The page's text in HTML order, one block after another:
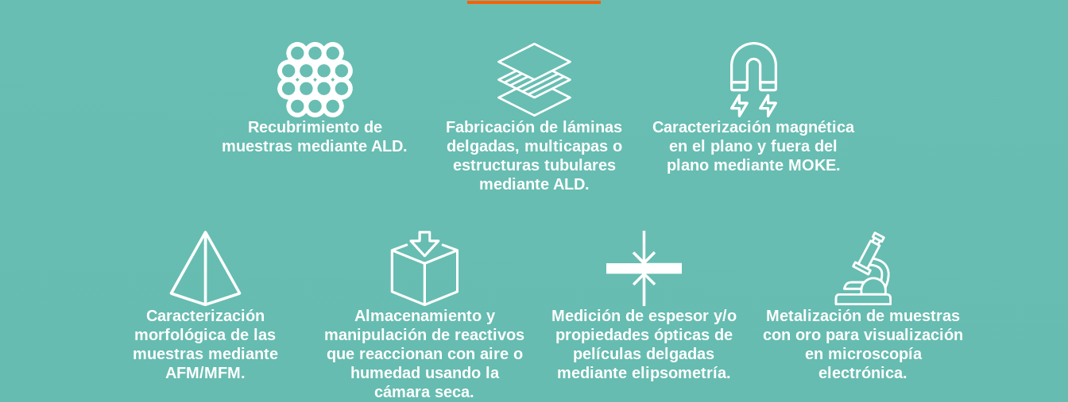
Recubrimiento de
muestras mediante ALD.
Fabricación de láminas
delgadas, multicapas o
estructuras tubulares
mediante ALD.
Caracterización magnética
en el plano y fuera del
plano mediante MOKE.
Caracterización
morfológica de las
muestras mediante
AFM/MFM.
Almacenamiento y
manipulación de reactivos
que reaccionan con aire o
humedad usando la
cámara seca.
Medición de espesor y/o
propiedades ópticas de
películas delgadas
mediante elipsometría.
Metalización de muestras
con oro para visualización
en microscopía
electrónica.